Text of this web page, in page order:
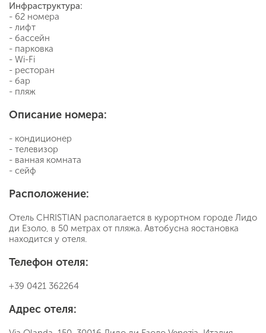
Инфраструктура:
- 62 номера
- лифт
- бассейн
- парковка
- Wi-Fi
- ресторан
- бар
- пляж
Описание номера:
- кондиционер
- телевизор
- ванная комната
- сейф
Расположение:
Отель CHRISTIAN располагается в курортном городе Лидо
ди Езоло, в 50 метрах от пляжа. Автобусна яостановка
находится у отеля.
Телефон отеля:
+39 0421 362264
Адрес отеля: